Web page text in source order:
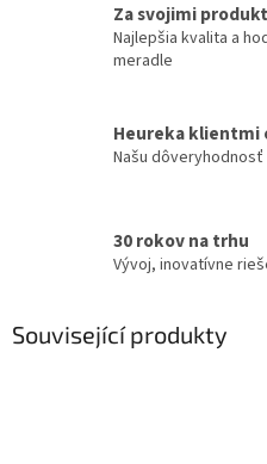
Za svojimi
Najlepšia kvalita a
meradle
Heureka klientmi
Našu
30 rokov na trhu
Vývoj, inovatívne
Související produkty